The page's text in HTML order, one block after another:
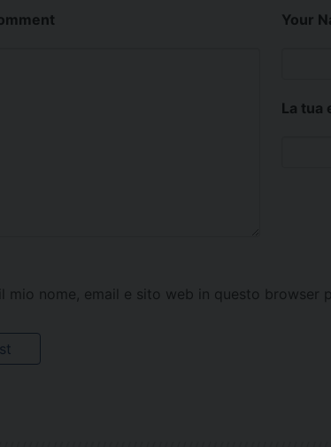
Your
La tua
mio nome, email e sito web in questo browser